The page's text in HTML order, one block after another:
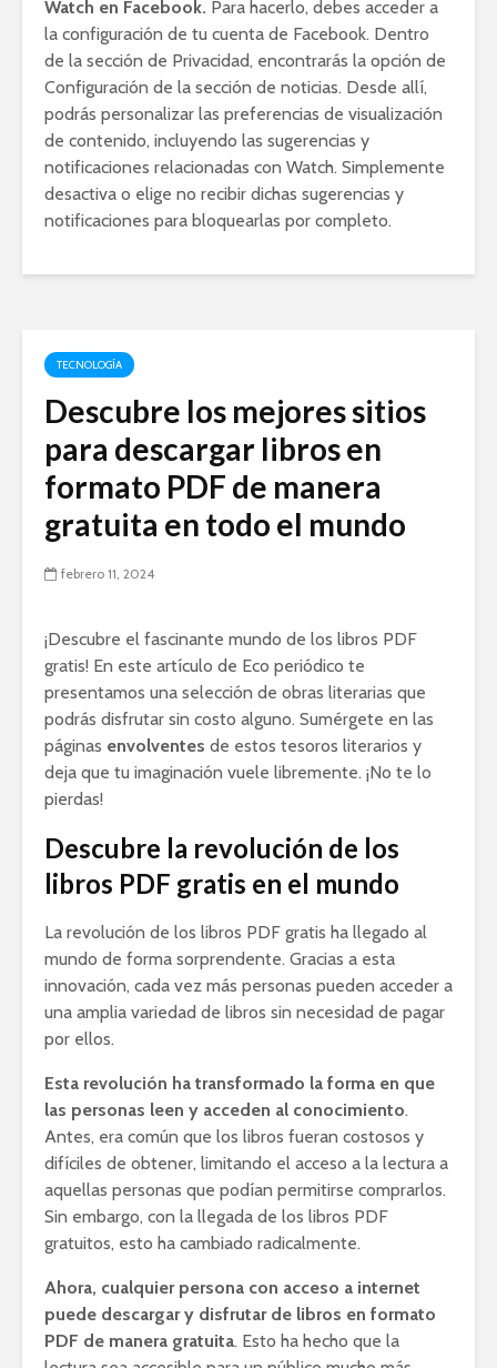
Watch en Facebook. Para hacerlo, debes acceder a
la configuración de tu cuenta de Facebook. Dentro
de la sección de Privacidad, encontrarás la opción de
Configuración de la sección de noticias. Desde allí,
podrás personalizar las preferencias de visualización
de contenido, incluyendo las sugerencias y
notificaciones relacionadas con Watch. Simplemente
desactiva o elige no recibir dichas sugerencias y
notificaciones para bloquearlas por completo.
TECNOLOGÍA
Descubre los mejores sitios
para descargar libros en
formato PDF de manera
gratuita en todo el mundo
febrero 11, 2024
¡Descubre el fascinante mundo de los libros PDF
gratis! En este artículo de Eco periódico te
presentamos una selección de obras literarias que
podrás disfrutar sin costo alguno. Sumérgete en las
páginas envolventes de estos tesoros literarios y
deja que tu imaginación vuele libremente. ¡No te lo
pierdas!
Descubre la revolución de los
libros PDF gratis en el mundo
La revolución de los libros PDF gratis ha llegado al
mundo de forma sorprendente. Gracias a esta
innovación, cada vez más personas pueden acceder a
una amplia variedad de libros sin necesidad de pagar
por ellos.
Esta revolución ha transformado la forma en que
las personas leen y acceden al conocimiento.
Antes, era común que los libros fueran costosos y
difíciles de obtener, limitando el acceso a la lectura a
aquellas personas que podían permitirse comprarlos.
Sin embargo, con la llegada de los libros PDF
gratuitos, esto ha cambiado radicalmente.
Ahora, cualquier persona con acceso a internet
puede descargar y disfrutar de libros en formato
PDF de manera gratuita. Esto ha hecho que la